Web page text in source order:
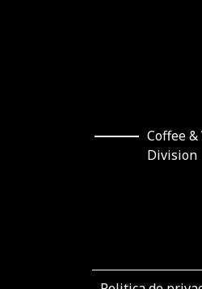
Politica de